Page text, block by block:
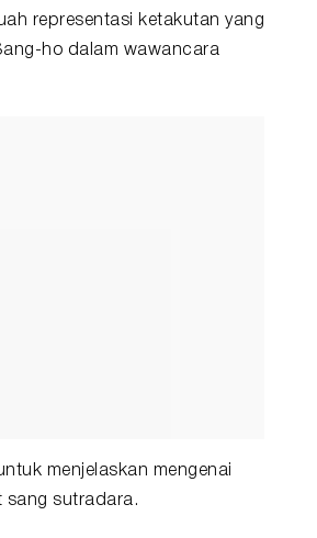
representasi ketakutan yang
ho dalam wawancara
menjelaskan mengenai
sang sutradara.